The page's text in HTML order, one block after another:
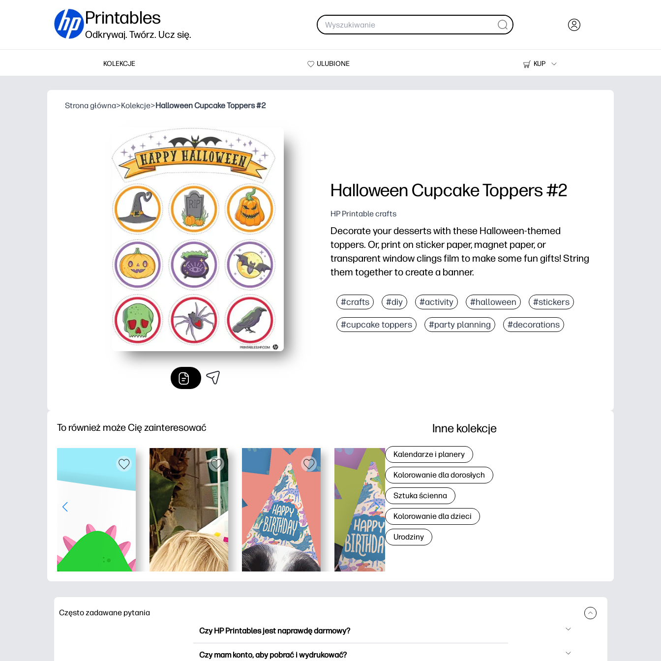
Printables
Odkrywaj. Twórz. Ucz się.
KOLEKCJE ULUBIONE
KUP
Drukarki do domu
Strona główna>Kolekcje>Halloween Cupcake Toppers #2
Halloween Cupcake Toppers #2
HP Printable crafts
Decorate your desserts with these Halloween-themed
toppers. Or, print on sticker paper, magnet paper, or
transparent window clings film to make some fun gifts! String
them together to create a banner.
#crafts #diy #activity #halloween #stickers
#cupcake toppers #party planning #decorations
To również może Cię zainteresować Inne kolekcje
Kalendarze i planery
Kolorowanie dla dorosłych
Sztuka ścienna
Kolorowanie dla dzieci
Urodziny
Często zadawane pytania
Czy HP Printables jest naprawdę darmowy?
Czy mam konto, aby pobrać i wydrukować?